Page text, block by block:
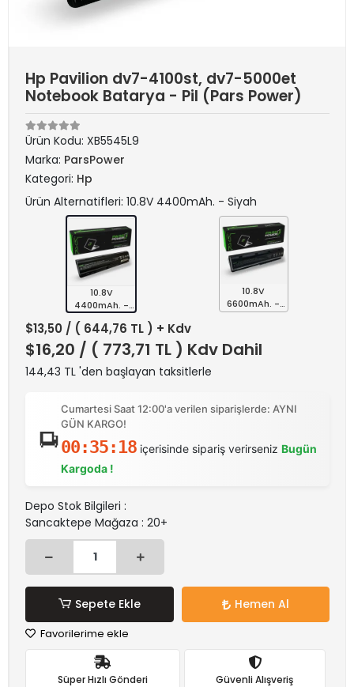
Hp Pavilion dv7-4100st, dv7-5000et
Notebook Batarya - Pil (Pars Power)
Ürün Kodu: XB5545L9
Marka: ParsPower
Kategori: Hp
Ürün Alternatifleri: 10.8V 4400mAh. - Siyah
10.8V
4400mAh. -
10.8V
6600mAh. -
Siyah
$13,50 / ( 644,76 TL ) + Kdv
$16,20 / ( 773,71 TL ) Kdv Dahil
144,43 TL 'den başlayan taksitlerle
Cumartesi Saat 12:00'a verilen siparişlerde: AYNI
GÜN KARGO!
00:35:18içerisinde sipariş verirseniz Bugün
Kargoda !
Depo Stok Bilgileri :
Sancaktepe Mağaza : 20+
Sepete Ekle Hemen Al
Favorilerime ekle
Süper Hızlı Gönderi Güvenli Alışveriş